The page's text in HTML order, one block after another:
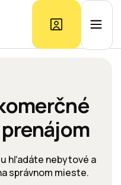
Prieskum trhu
Kontakt
hľadáte nebytové a
správnom mieste.